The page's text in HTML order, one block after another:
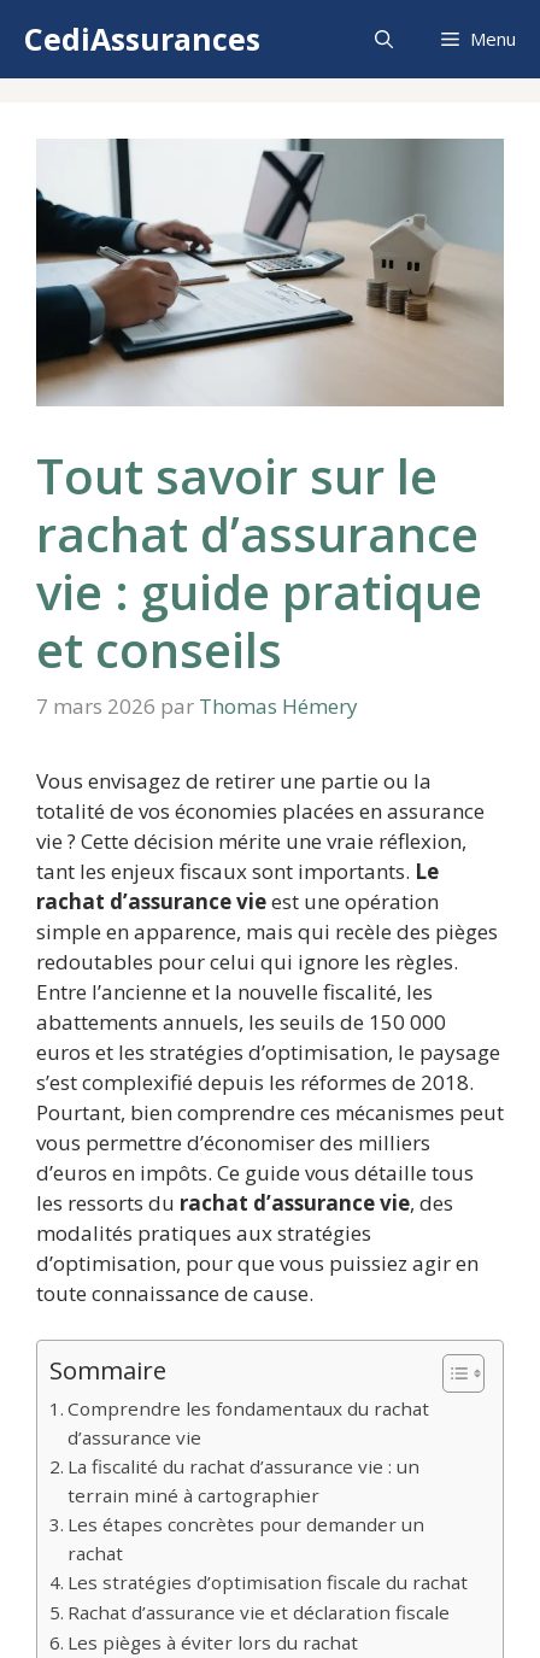
contenu
CediAssurances Menu
Tout savoir sur le
rachat d’assurance
vie : guide pratique
et conseils
7 mars 2026 par Thomas Hémery
Vous envisagez de retirer une partie ou la
totalité de vos économies placées en assurance
vie ? Cette décision mérite une vraie réflexion,
tant les enjeux fiscaux sont importants. Le
rachat d’assurance vieest une opération
simple en apparence, mais qui recèle des pièges
redoutables pour celui qui ignore les règles.
Entre l’ancienne et la nouvelle fiscalité, les
abattements annuels, les seuils de 150 000
euros et les stratégies d’optimisation, le paysage
s’est complexifié depuis les réformes de 2018.
Pourtant, bien comprendre ces mécanismes peut
vous permettre d’économiser des milliers
d’euros en impôts. Ce guide vous détaille tous
les ressorts du rachat d’assurance vie, des
modalités pratiques aux stratégies
d’optimisation, pour que vous puissiez agir en
toute connaissance de cause.
Sommaire
Comprendre les fondamentaux du rachat
d’assurance vie
La fiscalité du rachat d’assurance vie : un
terrain miné à cartographier
Les étapes concrètes pour demander un
rachat
Les stratégies d’optimisation fiscale du rachat
Rachat d’assurance vie et déclaration fiscale
Les pièges à éviter lors du rachat